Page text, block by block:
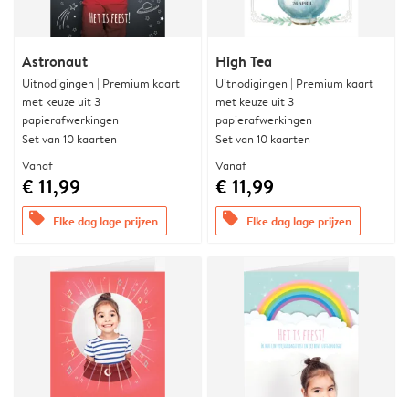
Astronaut
Uitnodigingen | Premium kaart
met keuze uit 3
papierafwerkingen
Set van 10 kaarten
Vanaf
€ 11,99
offers Elke dag lage prijzen
High Tea
Uitnodigingen | Premium kaart
met keuze uit 3
papierafwerkingen
Set van 10 kaarten
Vanaf
€ 11,99
offers Elke dag lage prijzen